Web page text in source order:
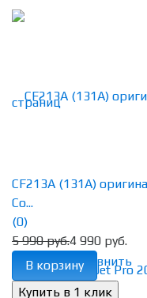
избранное сравнить
CF213A (131A)
Co...
(0)
5 990 руб.4 990 руб.
В корзину